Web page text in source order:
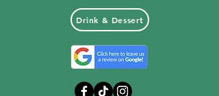
Drink & Dessert